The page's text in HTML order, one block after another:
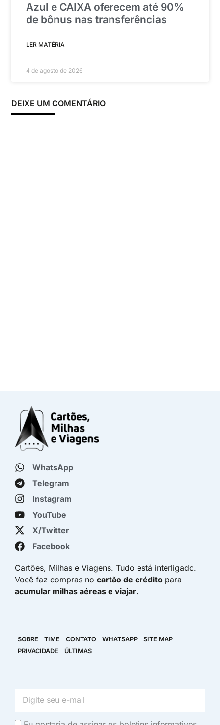
Azul e CAIXA oferecem até 90%
de bônus nas transferências
LER MATÉRIA
4 de agosto de 2026
DEIXE UM COMENTÁRIO
WhatsApp
Telegram
Instagram
YouTube
X/Twitter
Facebook
Cartões, Milhas e Viagens. Tudo está interligado.
Você faz compras no cartão de crédito para
acumular milhas aéreas e viajar.
SOBRE TIME CONTATO WHATSAPP
SITE MAP
PRIVACIDADE
ÚLTIMAS